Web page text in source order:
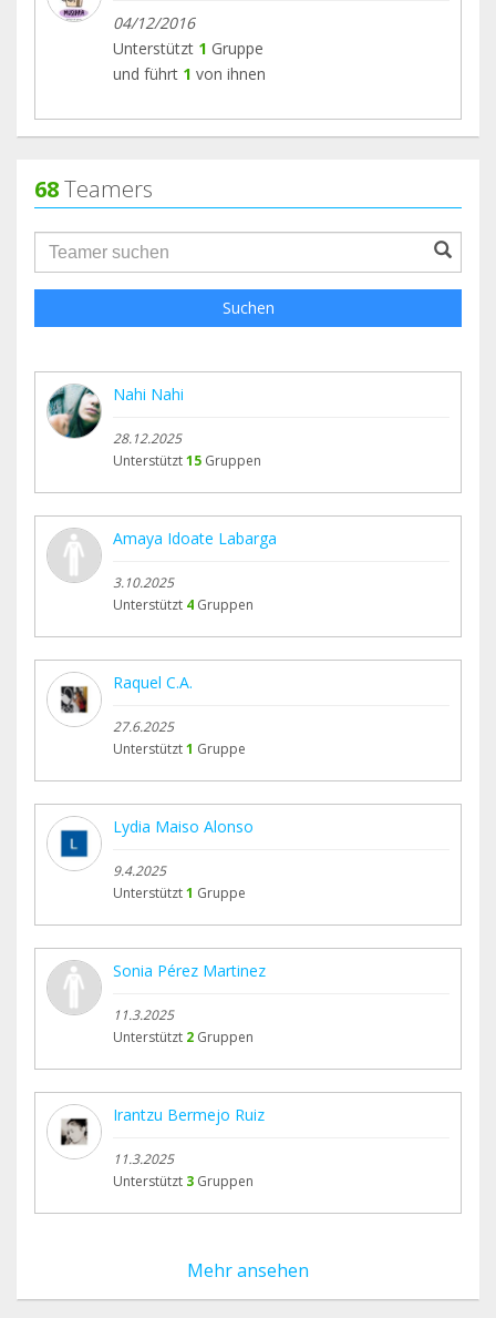
04/12/2016
Unterstützt 1 Gruppe
und führt 1 von ihnen
68Teamers
groupProfile.searchForm.search.text???
Suchen
Nahi Nahi
28.12.2025
Unterstützt15 Gruppen
Amaya Idoate Labarga
3.10.2025
Unterstützt 4 Gruppen
Raquel C.A.
27.6.2025
Unterstützt1 Gruppe
Lydia Maiso Alonso
9.4.2025
Unterstützt1 Gruppe
Sonia Pérez Martinez
11.3.2025
Unterstützt 2 Gruppen
Irantzu Bermejo Ruiz
11.3.2025
Unterstützt 3 Gruppen
Mehr ansehen